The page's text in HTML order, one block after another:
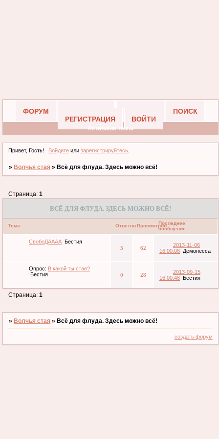
ФОРУМ
ПОИСК
РЕГИСТРАЦИЯ
ВОЙТИ
Активные темы
Привет, Гость! Войдитеили зарегистрируйтесь.
»Волчья стая »Всё для флуда. Здесь можно всё!
ВСЁ ДЛЯ ФЛУДА. ЗДЕСЬ МОЖНО ВСЁ!
Страница:1
Тема ОтветовПросмотровПоследнее
сообщение
СвобоДАААА Бестия
3
62
2013-11-06
16:00:08 Демонесса
Опрос: В какой ты стае?
Бестия
0 28
2013-09-15
16:00:48 Бестия
Страница:1
» Волчья стая » Всё для флуда. Здесь можно всё!
создать форум